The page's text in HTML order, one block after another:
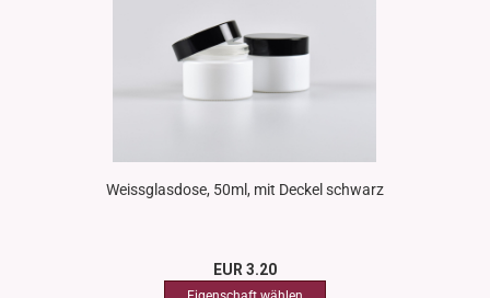
Weissglasdose, 50ml, mit Deckel schwarz
EUR 3.20